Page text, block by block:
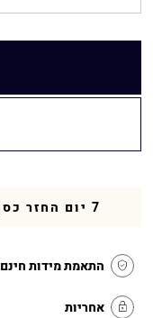
7 יום החזר כסף
התאמת מידות חינם
אחריות